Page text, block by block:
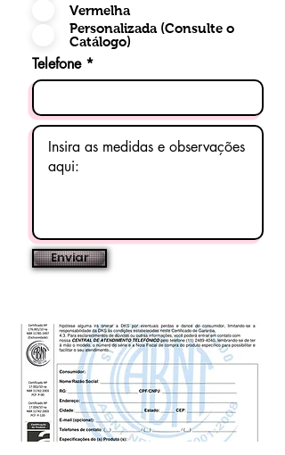
Vermelha
Personalizada (Consulte o
Catálogo)
Telefone
Enviar